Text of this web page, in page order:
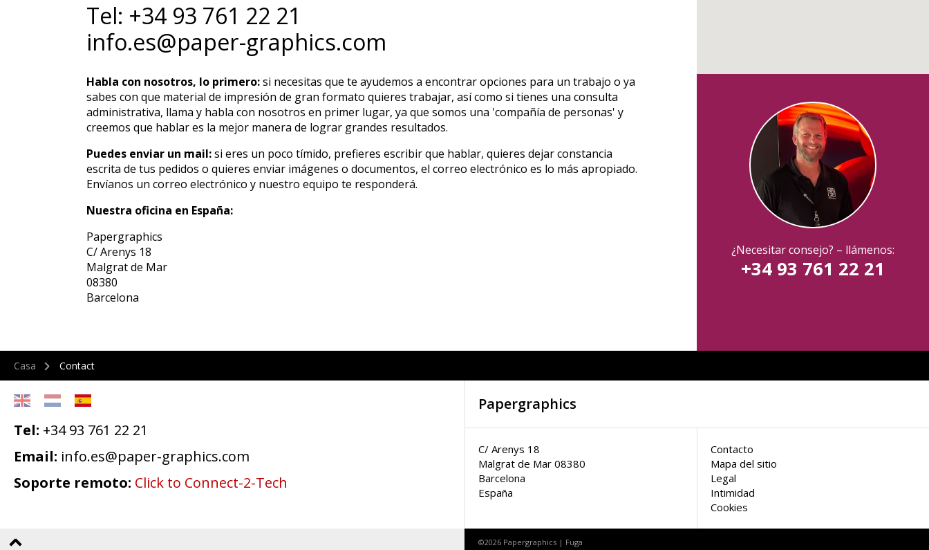
Tel: +34 93 761 22 21
info.es@paper-graphics.com
Habla con nosotros, lo primero:si necesitas que te ayudemos a encontrar opciones para un trabajo o ya
sabes con que material de impresión de gran formato quieres trabajar, así como si tienes una consulta
administrativa, llama y habla con nosotros en primer lugar, ya que somos una 'compañía de personas' y
creemos que hablar es la mejor manera de lograr grandes resultados.
Puedes enviar un mail:si eres un poco tímido, prefieres escribir que hablar, quieres dejar constancia
escrita de tus pedidos o quieres enviar imágenes o documentos, el correo electrónico es lo más apropiado.
Envíanos un correo electrónico y nuestro equipo te responderá.
Nuestra oficina en España:
Papergraphics
C/ Arenys 18
Malgrat de Mar
08380
Barcelona
¿Necesitar consejo? – llámenos:
+34 93 761 22 21
Casa Contact
Tel: +34 93 761 22 21
Email: info.es@paper-graphics.com
Soporte remoto: Click to Connect-2-Tech
Papergraphics
C/ Arenys 18
Malgrat de Mar 08380
Barcelona
España
Contacto
Mapa del sitio
Legal
Intimidad
Cookies
©2026 Papergraphics | Fuga